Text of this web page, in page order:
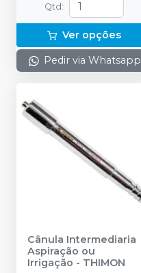
Qtd :
Ver opções
Pedir via Whatsapp
Cânula Intermediaria
Aspiração ou
Irrigação - THIMON